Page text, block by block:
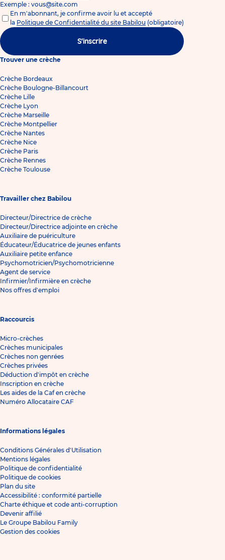
Exemple : vous@site.com
En m'abonnant, je confirme avoir lu et accepté
la Politique de Confidentialité du site Babilou (obligatoire)
S'inscrire
Trouver une crèche
Crèche Bordeaux
Crèche Boulogne-Billancourt
Crèche Lille
Crèche Lyon
Crèche Marseille
Crèche Montpellier
Crèche Nantes
Crèche Nice
Crèche Paris
Crèche Rennes
Crèche Toulouse
Travailler chez Babilou
Directeur/Directrice de crèche
Directeur/Directrice adjointe en crèche
Auxiliaire de puériculture
Éducateur/Éducatrice de jeunes enfants
Auxiliaire petite enfance
Psychomotricien/Psychomotricienne
Agent de service
Infirmier/Infirmière en crèche
Nos offres d'emploi
Raccourcis
Micro-crèches
Crèches municipales
Crèches non genrées
Crèches privées
Déduction d'impôt en crèche
Inscription en crèche
Les aides de la Caf en crèche
Numéro Allocataire CAF
Informations légales
Conditions Générales d'Utilisation
Mentions légales
Politique de confidentialité
Politique de cookies
Plan du site
Accessibilité : conformité partielle
Charte éthique et code anti-corruption
Devenir affilié
Le Groupe Babilou Family
Gestion des cookies